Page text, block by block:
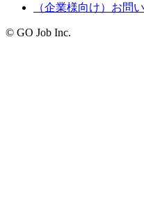
（企業様向け）お問
© GO Job Inc.